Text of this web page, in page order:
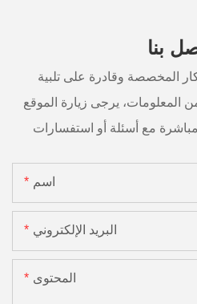
بنا
المخصصة وقادرة على تلبية
المعلومات، يرجى زيارة الموقع
اسم
البريد الإلكتروني
المحتوى